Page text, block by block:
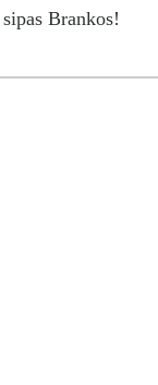
Brankos!